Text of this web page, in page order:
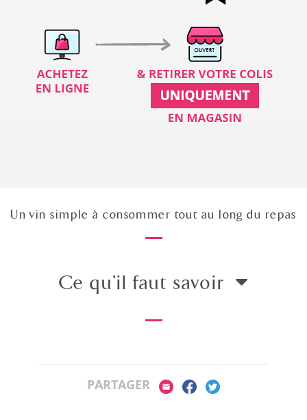
Un vin simple à consommer tout au long du repas
Ce qu’il faut savoir
PARTAGER